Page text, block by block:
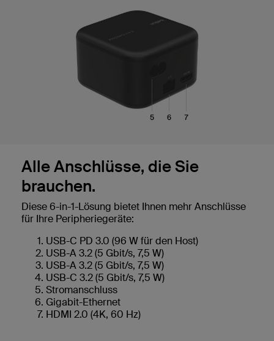
Alle Anschlüsse, die Sie
brauchen.
Diese 6-in-1-Lösung bietet Ihnen mehr Anschlüsse
für Ihre Peripheriegeräte:
USB-C PD 3.0 (96 W für den Host)
USB-A 3.2 (5 Gbit/s, 7,5 W)
USB-A 3.2 (5 Gbit/s, 7,5 W)
USB-C 3.2 (5 Gbit/s, 7,5 W)
Stromanschluss
Gigabit-Ethernet
HDMI 2.0 (4K, 60 Hz)